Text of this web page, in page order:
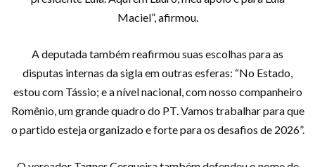
Maciel”, afirmou.
A deputada também reafirmou suas escolhas para as
disputas internas da sigla em outras esferas: “No Estado,
estou com Tássio; e a nível nacional, com nosso companheiro
Romênio, um grande quadro do PT. Vamos trabalhar para que
o partido esteja organizado e forte para os desafios de 2026”.